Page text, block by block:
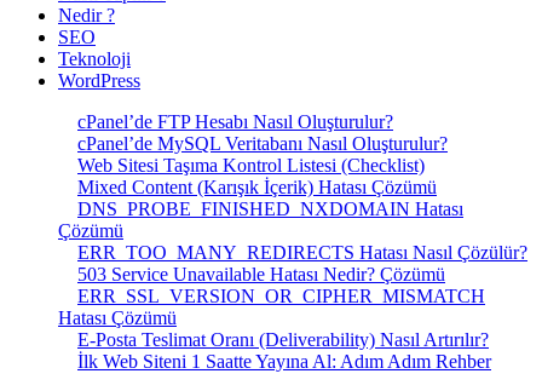
Nedir ?
SEO
Teknoloji
WordPress
cPanel’de FTP Hesabı Nasıl Oluşturulur?
cPanel’de MySQL Veritabanı Nasıl Oluşturulur?
Web Sitesi Taşıma Kontrol Listesi (Checklist)
Mixed Content (Karışık İçerik) Hatası Çözümü
DNS_PROBE_FINISHED_NXDOMAIN Hatası
Çözümü
ERR_TOO_MANY_REDIRECTS Hatası Nasıl Çözülür?
503 Service Unavailable Hatası Nedir? Çözümü
ERR_SSL_VERSION_OR_CIPHER_MISMATCH
Hatası Çözümü
E-Posta Teslimat Oranı (Deliverability) Nasıl Artırılır?
İlk Web Siteni 1 Saatte Yayına Al: Adım Adım Rehber